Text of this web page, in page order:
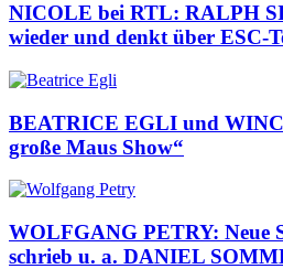
NICOLE bei RTL: RALPH
wieder und denkt über ESC-
BEATRICE EGLI und
große Maus Show“
WOLFGANG PETRY: Neue
schrieb u. a. DANIEL